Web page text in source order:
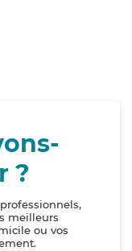
?
meilleurs
ou vos